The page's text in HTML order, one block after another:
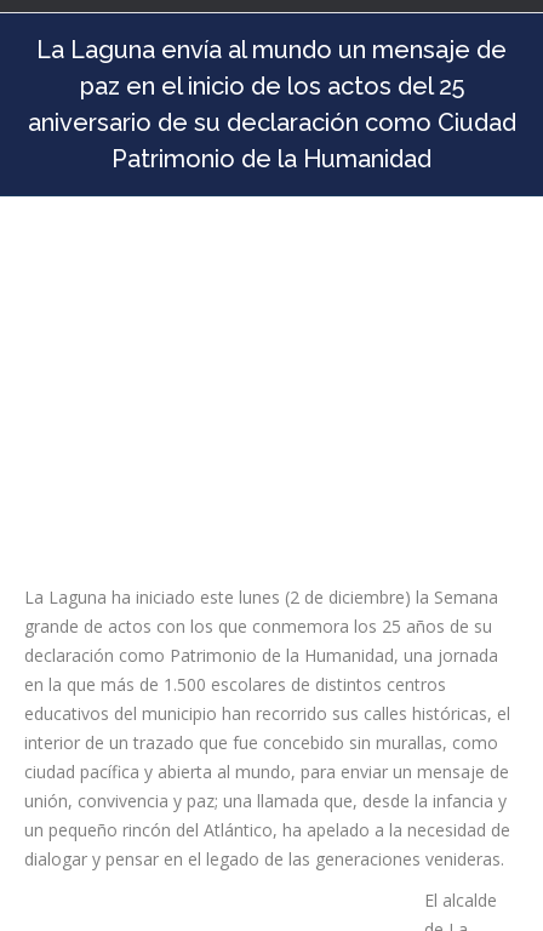
La Laguna envía al mundo un mensaje de
paz en el inicio de los actos del 25
La Laguna ha iniciado este lunes (2 de diciembre) la Semana
grande de actos con los que conmemora los 25 años de su
declaración como Patrimonio de la Humanidad, una jornada
en la que más de 1.500 escolares de distintos centros
educativos del municipio han recorrido sus calles históricas, el
interior de un trazado que fue concebido sin murallas, como
ciudad pacífica y abierta al mundo, para enviar un mensaje de
unión, convivencia y paz; una llamada que, desde la infancia y
un pequeño rincón del Atlántico, ha apelado a la necesidad de
dialogar y pensar en el legado de las generaciones venideras.